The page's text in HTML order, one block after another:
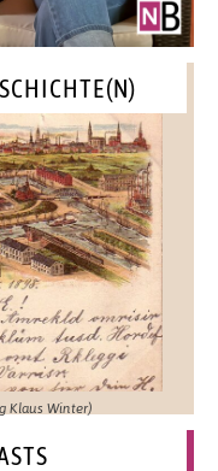
Klaus Winter)